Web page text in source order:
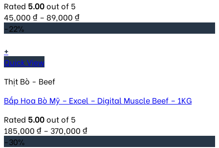
Rated 5.00out of 5
45,000 ₫ – 89,000 ₫
-22%
+
Quick View
Thịt Bò - Beef
Bắp Hoa Bò Mỹ – Excel – Digital Muscle Beef – 1KG
Rated 5.00out of 5
185,000 ₫ – 370,000 ₫
-30%